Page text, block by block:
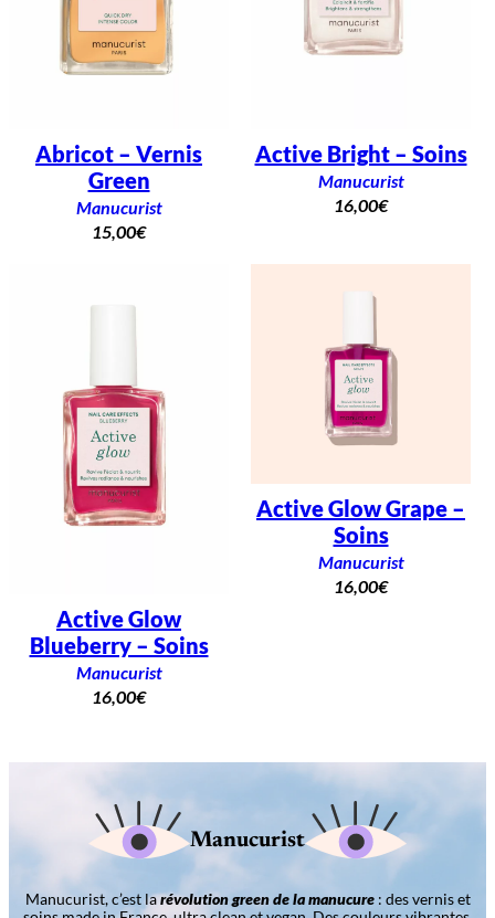
Abricot – Vernis
Green
Manucurist
15,00€
Active Bright – Soins
Manucurist
16,00€
Active Glow
Blueberry – Soins
Manucurist
16,00€
Active Glow Grape –
Soins
Manucurist
16,00€
Manucurist
Manucurist, c’est larévolution green de la manucure: des vernis et